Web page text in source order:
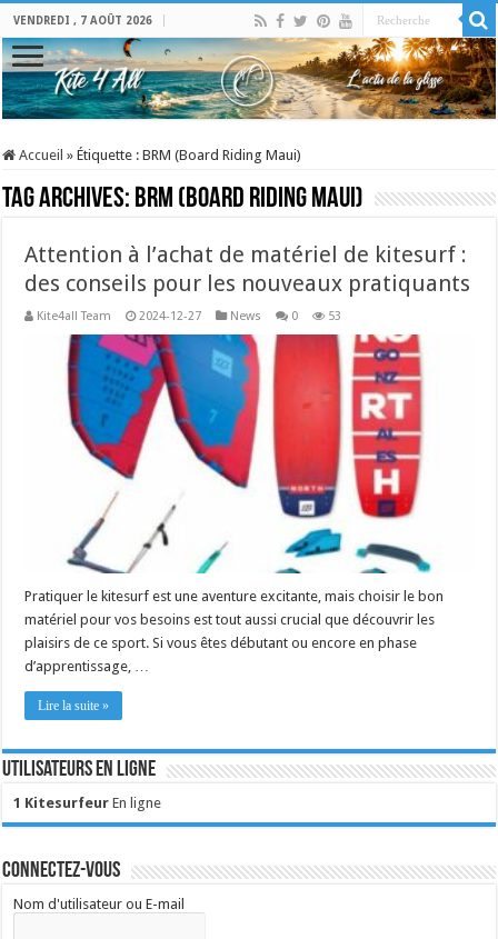
VENDREDI , 7 AOÛT 2026
Accueil » Étiquette :BRM (Board Riding Maui)
Tag Archives: BRM (Board Riding Maui)
Attention à l’achat de matériel de kitesurf :
des conseils pour les nouveaux pratiquants
Kite4all Team 2024-12-27 News 0 53
Pratiquer le kitesurf est une aventure excitante, mais choisir le bon
matériel pour vos besoins est tout aussi crucial que découvrir les
plaisirs de ce sport. Si vous êtes débutant ou encore en phase
d’apprentissage, …
Lire la suite »
Utilisateurs en ligne
1 Kitesurfeur En ligne
Connectez-vous
Nom d'utilisateur ou E-mail